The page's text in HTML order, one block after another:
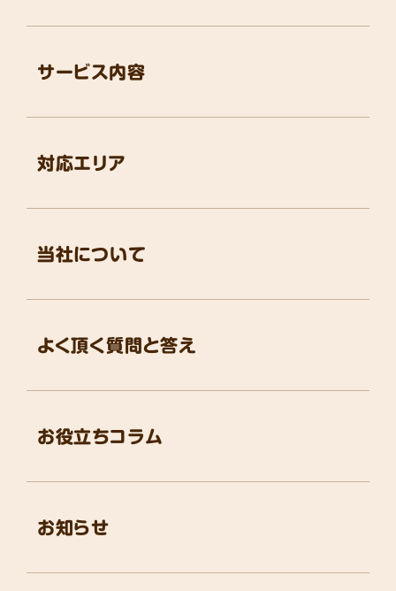
お役立ちコラム
よく頂く質問と答え
お知らせ
サービス内容
対応エリア
当社について